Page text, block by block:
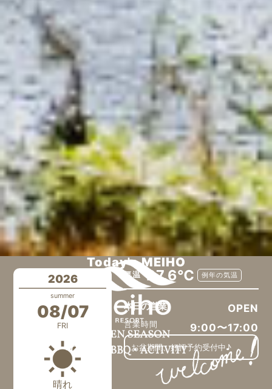
Today's MEIHO
2026
summer
08/07
FRI
晴れ
気温 27.6℃ 例年の気温
本日の営業 OPEN
営業時間 9:00〜17:00
お盆期間、好評予約受付中♪